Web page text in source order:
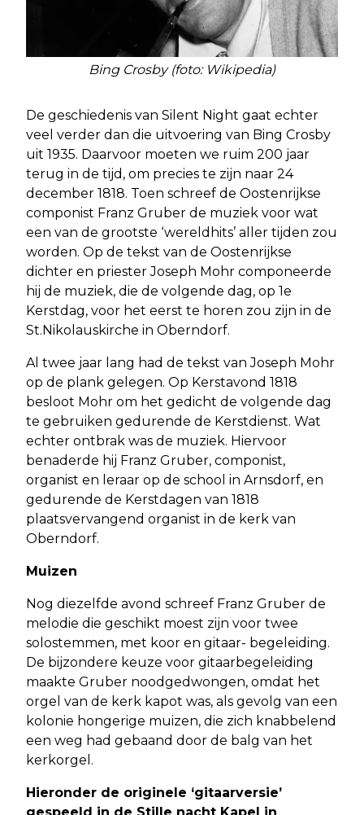
Bing Crosby (foto: Wikipedia)
De geschiedenis van Silent Night gaat echter
veel verder dan die uitvoering van Bing Crosby
uit 1935. Daarvoor moeten we ruim 200 jaar
terug in de tijd, om precies te zijn naar 24
december 1818. Toen schreef de Oostenrijkse
componist Franz Gruber de muziek voor wat
een van de grootste ‘wereldhits’ aller tijden zou
worden. Op de tekst van de Oostenrijkse
dichter en priester Joseph Mohr componeerde
hij de muziek, die de volgende dag, op 1e
Kerstdag, voor het eerst te horen zou zijn in de
St.Nikolauskirche in Oberndorf.
Al twee jaar lang had de tekst van Joseph Mohr
op de plank gelegen. Op Kerstavond 1818
besloot Mohr om het gedicht de volgende dag
te gebruiken gedurende de Kerstdienst. Wat
echter ontbrak was de muziek. Hiervoor
benaderde hij Franz Gruber, componist,
organist en leraar op de school in Arnsdorf, en
gedurende de Kerstdagen van 1818
plaatsvervangend organist in de kerk van
Oberndorf.
Muizen
Nog diezelfde avond schreef Franz Gruber de
melodie die geschikt moest zijn voor twee
solostemmen, met koor en gitaar- begeleiding.
De bijzondere keuze voor gitaarbegeleiding
maakte Gruber noodgedwongen, omdat het
orgel van de kerk kapot was, als gevolg van een
kolonie hongerige muizen, die zich knabbelend
een weg had gebaand door de balg van het
kerkorgel.
Hieronder de originele ‘gitaarversie’